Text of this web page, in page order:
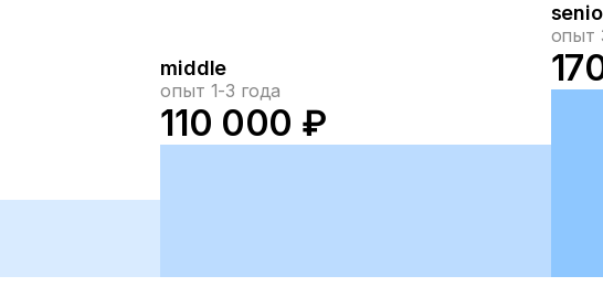
middle
опыт 1-3 года
110 000 ₽
опыт